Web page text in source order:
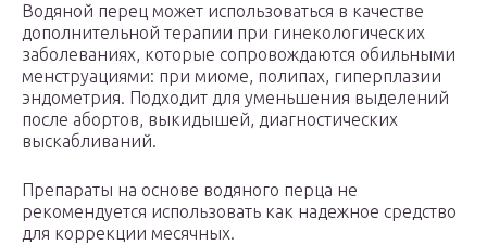
Водяной перец может использоваться в качестве
дополнительной терапии при гинекологических
заболеваниях, которые сопровождаются обильными
менструациями: при миоме, полипах, гиперплазии
эндометрия. Подходит для уменьшения выделений
после абортов, выкидышей, диагностических
выскабливаний.
Препараты на основе водяного перца не
рекомендуется использовать как надежное средство
для коррекции месячных.